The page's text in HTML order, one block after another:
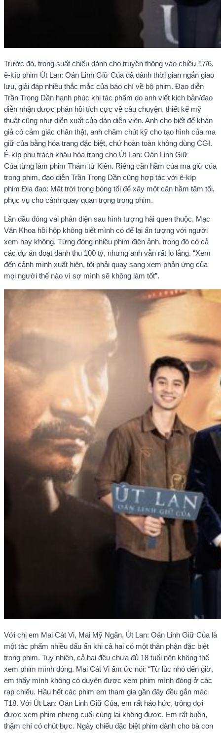
Trước đó, trong suất chiếu dành cho truyền thông vào chiều 17/6,
ê-kíp phim Út Lan: Oán Linh Giữ Của đã dành thời gian ngắn giao
lưu, giải đáp nhiều thắc mắc của báo chí về bộ phim. Đạo diễn
Trần Trọng Dần hạnh phúc khi tác phẩm do anh viết kịch bản/đạo
diễn nhận được phản hồi tích cực về câu chuyện, thiết kế mỹ
thuật cũng như diễn xuất của dàn diễn viên. Anh cho biết để khán
giả có cảm giác chân thật, anh chăm chút kỹ cho tạo hình của ma
giữ của bằng hóa trang đặc biệt, chứ hoàn toàn không dùng CGI.
Ê-kíp phụ trách khâu hóa trang cho Út Lan: Oán Linh Giữ
Của từng làm phim Thám tử Kiên. Riêng căn hầm của ma giữ của
trong phim, đạo diễn Trần Trọng Dần cũng hợp tác với ê-kíp
phim Địa đạo: Mặt trời trong bóng tối để xây một căn hầm tăm tối,
phục vụ cho cảnh quay quan trọng trong phim.
Lần đầu đóng vai phản diện sau hình tượng hài quen thuộc, Mạc
Văn Khoa hồi hộp không biết mình có để lại ấn tượng với người
xem hay không. Từng đóng nhiều phim điện ảnh, trong đó có cả
các dự án đoạt danh thu 100 tỷ, nhưng anh vẫn rất lo lắng. “Xem
đến cảnh mình xuất hiện, tôi phải quay sang xem phản ứng của
mọi người thế nào vì sợ mình sẽ không làm tốt”.
Với chị em Mai Cát Vi, Mai Mỹ Ngân, Út Lan: Oán Linh Giữ Của là
một tác phẩm nhiều dấu ấn khi cả hai có một thân phận đặc biệt
trong phim. Tuy nhiên, cả hai đều chưa đủ 18 tuổi nên không thể
xem phim mình đóng. Mai Cát Vi ấm ức nói: “Từ lúc nhỏ đến giờ,
em thấy mình không có duyên được xem phim mình đóng ở các
rạp chiếu. Hầu hết các phim em tham gia gần đây đều gắn mác
T18. Với Út Lan: Oán Linh Giữ Của, em rất háo hức, trông đợi
được xem phim nhưng cuối cùng lại không được. Em rất buồn,
thậm chí có chút bực. Ngày chiếu đặc biệt phim dành cho bà con